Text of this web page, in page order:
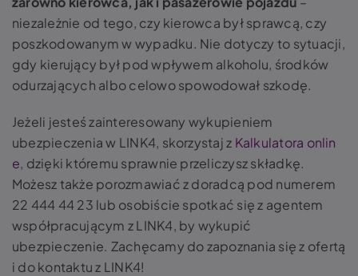
niezależnie od tego, czy kierowca był sprawcą, czy
poszkodowanym w wypadku. Nie dotyczy to sytuacji,
gdy kierujący był pod wpływem alkoholu, środków
odurzających albo celowo spowodował szkodę.
Jeżeli jesteś zainteresowany wykupieniem
ubezpieczenia w LINK4, skorzystaj z Kalkulatora onlin
e, dzięki któremu sprawnie przeliczysz składkę.
Możesz także porozmawiać z doradcą pod numerem
22 444 44 23 lub osobiście spotkać się z agentem
współpracującym z LINK4, by wykupić
ubezpieczenie. Zachęcamy do zapoznania się z ofertą
i do kontaktu z LINK4!